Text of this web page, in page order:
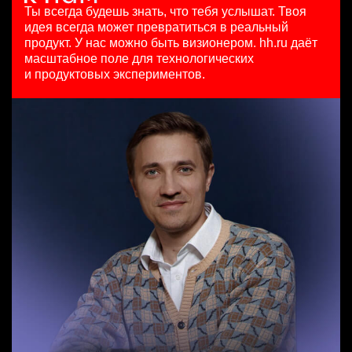
4 авг. 2026
150000 ₽
Ярославль
HeadHunter::Коммерческий департамент
7200000 - 16800000 so'm
Специалист телемаркетинга
HeadHunter::Телефонные продажи
4 авг. 2026
з/п не указана
Москва
Специалист по рекруту респондентов для UX и CX
исследований
HeadHunter::Департамент маркетинга
вчера
з/п не указана
Москва
Ты всегда будешь знать, что тебя услышат. Твоя
идея всегда может превратиться в реальный
продукт. У нас можно быть визионером. hh.ru даёт
масштабное поле для технологических
и продуктовых экспериментов.